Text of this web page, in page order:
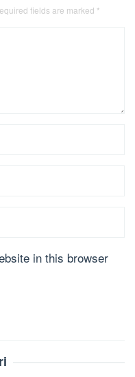
fields are marked *
in this browser